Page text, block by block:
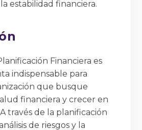
estabilidad financiera.
Financiera es
indispensable para
que busque
financiera y crecer en
través de la planificación
de riesgos y la